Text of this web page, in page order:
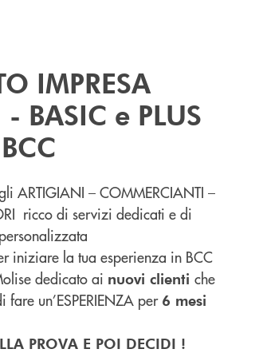
IMPRESA
BASIC e PLUS
ARTIGIANI – COMMERCIANTI –
ricco di servizi dedicati e di
iniziare la tua esperienza in BCC
dedicato ai nuovi clienti che
fare un’ESPERIENZA per 6 mesi
PROVA E POI DECIDI !